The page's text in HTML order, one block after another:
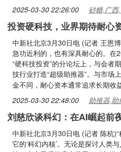
2025-03-30 22:26:00 砂糖,广
投资硬科技，业界期待耐心
中新社北京3月30日电 (记者 王恩
急功近利的，也有深具耐心的。在
“硬科技投资”的分论坛上，与会者
技行业打造“超级助推器”。与市场
金不同，耐心资本通常追求长期收
2025-03-30 22:48:00 助推器,助
刘慈欣谈科幻：在AI崛起前
中新社北京3月30日电 (记者 陈杭
它的‘科幻内核’。无论是探讨人类